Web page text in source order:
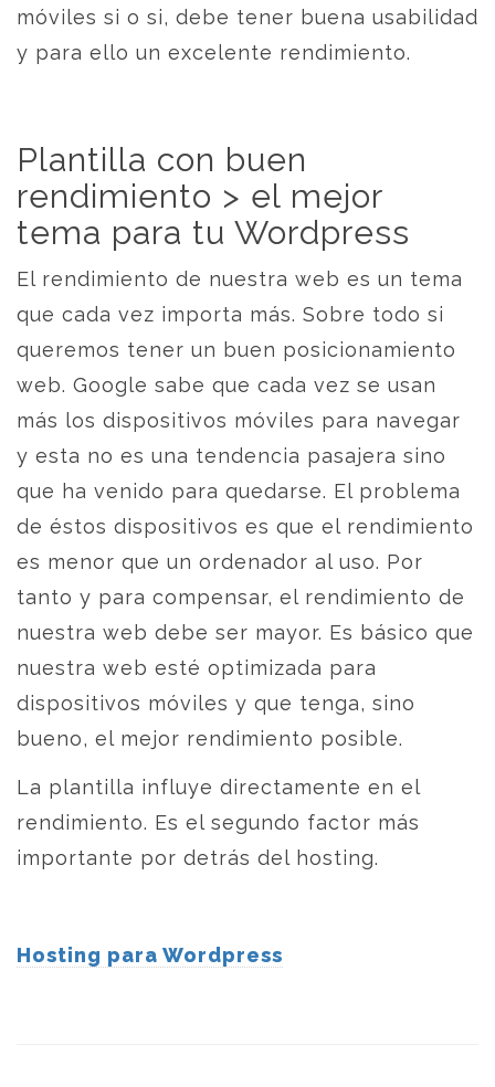
móviles si o si, debe tener buena usabilidad
y para ello un excelente rendimiento.
Plantilla con buen
rendimiento > el mejor
tema para tu Wordpress
El rendimiento de nuestra web es un tema
que cada vez importa más. Sobre todo si
queremos tener un buen posicionamiento
web. Google sabe que cada vez se usan
más los dispositivos móviles para navegar
y esta no es una tendencia pasajera sino
que ha venido para quedarse. El problema
de éstos dispositivos es que el rendimiento
es menor que un ordenador al uso. Por
tanto y para compensar, el rendimiento de
nuestra web debe ser mayor. Es básico que
nuestra web esté optimizada para
dispositivos móviles y que tenga, sino
bueno, el mejor rendimiento posible.
La plantilla influye directamente en el
rendimiento. Es el segundo factor más
importante por detrás del hosting.
Hosting para Wordpress